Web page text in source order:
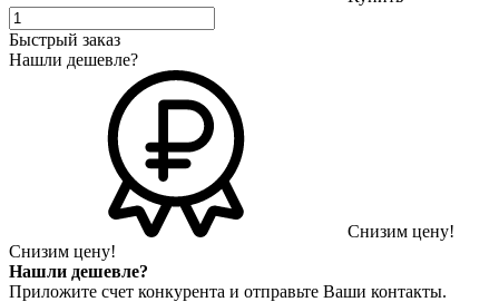
Быстрый заказ
Нашли дешевле?
Снизим цену!
Снизим цену!
Нашли дешевле?
Приложите счет конкурента и отправьте Ваши контакты.